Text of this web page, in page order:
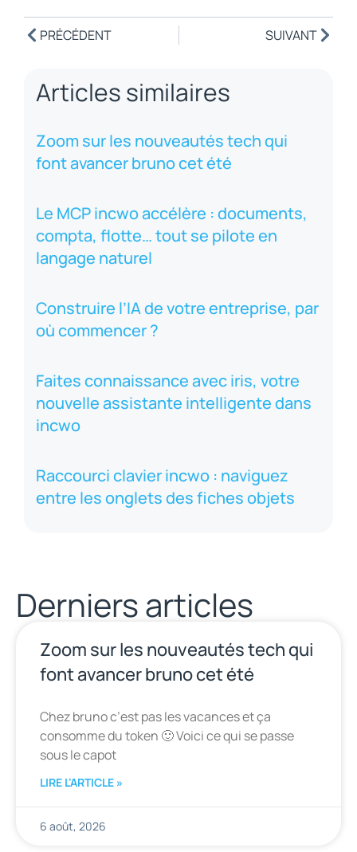
Articles similaires
Zoom sur les nouveautés tech qui
font avancer bruno cet été
Le MCP incwo accélère : documents,
compta, flotte… tout se pilote en
langage naturel
Construire l’IA de votre entreprise, par
où commencer ?
Faites connaissance avec iris, votre
nouvelle assistante intelligente dans
incwo
Raccourci clavier incwo : naviguez
entre les onglets des fiches objets
PRÉCÉDENT SUIVANT
Derniers articles
Zoom sur les nouveautés tech qui
font avancer bruno cet été
Chez bruno c’est pas les vacances et ça
consomme du token 🙂 Voici ce qui se passe
sous le capot
LIRE L'ARTICLE »
6 août, 2026